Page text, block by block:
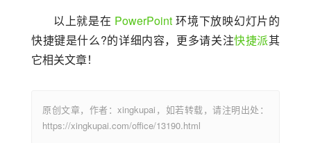
以上就是在 PowerPoint 环境下放映幻灯片的
快捷键是什么?的详细内容，更多请关注快捷派其
它相关文章！
原创文章，作者：xingkupai，如若转载，请注明出处：
https://xingkupai.com/office/13190.html